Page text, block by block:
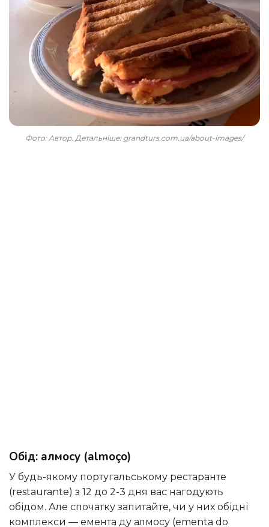
Фото: Автор. Детальніше: grandturs.com.ua/about-images/
Обід: алмосу (almoço)
У будь-якому португальському рестаранте
(restaurante) з 12 до 2-3 дня вас нагодують
обідом. Але спочатку запитайте, чи у них обідні
комплекси — емента ду алмосу (ementa do